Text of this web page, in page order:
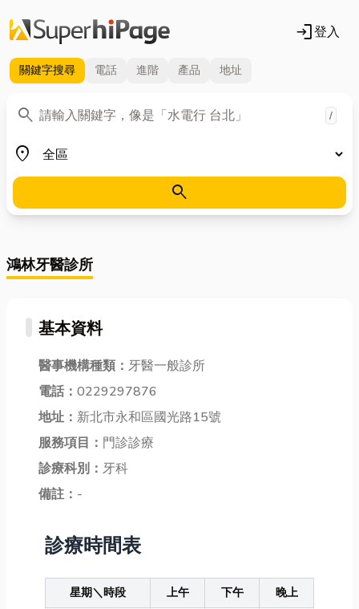
login登入
關鍵字搜尋 電話 進階 產品 地址
search
關鍵字 /
place
地區
search
鴻林牙醫診所
基本資料
醫事機構種類： 牙醫一般診所
電話： 0229297876
地址： 新北市永和區國光路15號
服務項目： 門診診療
診療科別： 牙科
備註： -
診療時間表
星期＼時段 上午 下午
晚上